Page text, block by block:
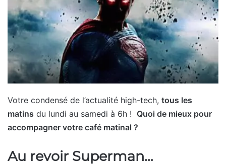
Votre condensé de l’actualité high-tech, tous les
matins du lundi au samedi à 6h ! Quoi de mieux pour
accompagner votre café matinal ?
Au revoir Superman…